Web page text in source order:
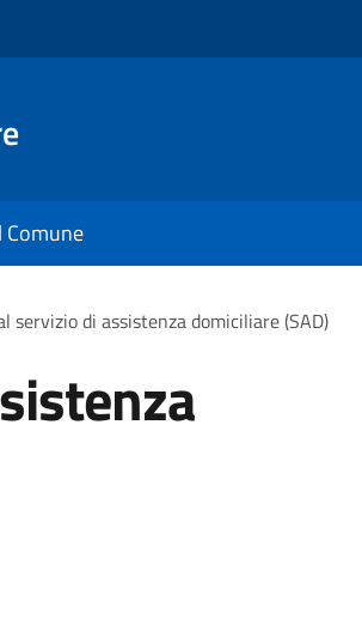
Comune
servizio di assistenza domiciliare (SAD)